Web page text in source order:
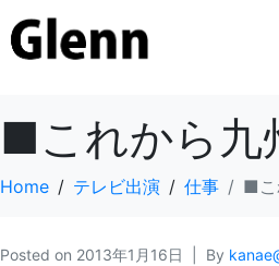
■これから九
Home テレビ出演 仕事 ■こ
Posted on 2013年1月16日 By